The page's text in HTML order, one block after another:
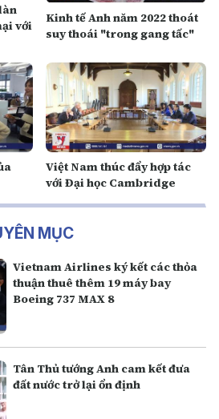
với
Kinh tế Anh năm 2022 thoát
suy thoái "trong gang tấc"
Việt Nam thúc đẩy hợp tác
với Đại học Cambridge
MỤC
Vietnam Airlines ký kết các thỏa
thuận thuê thêm 19 máy bay
Boeing 737 MAX 8
Tân Thủ tướng Anh cam kết đưa
đất nước trở lại ổn định